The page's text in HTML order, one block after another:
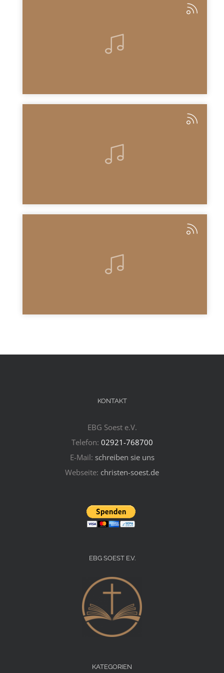
KONTAKT
EBG Soest e.V.
Telefon: 02921-768700
E-Mail: schreiben sie uns
Webseite: christen-soest.de
EBG SOEST E.V.
KATEGORIEN